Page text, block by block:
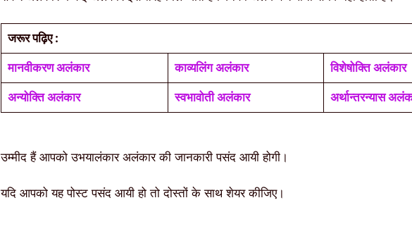
जरूर पढ़िए :
मानवीकरण अलंकार काव्यलिंग अलंकार विशेषोक्ति अलंकार
अन्योक्ति अलंकार स्वभावोती अलंकार अर्थान्तरन्यास
उम्मीद हैं आपको उभयालंकार अलंकार की जानकारी पसंद आयी होगी।
यदि आपको यह पोस्ट पसंद आयी हो तो दोस्तों के साथ शेयर कीजिए।